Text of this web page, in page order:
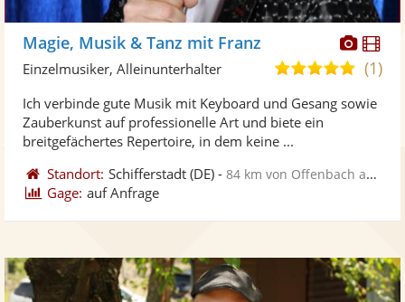
Fotos
Magie, Musik & Tanz mit Franz
5,0
5
(1)
Einzelmusiker, Alleinunterhalter
Ich verbinde gute Musik mit Keyboard und Gesang sowie
Zauberkunst auf professionelle Art und biete ein
breitgefächertes Repertoire, in dem keine ...
Standort: Schifferstadt (DE) -84 km von Offenbach am Main
Gage: auf Anfrage